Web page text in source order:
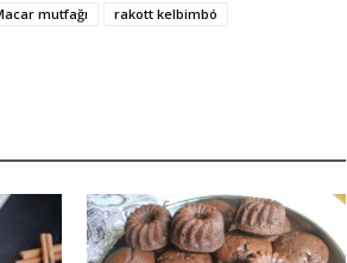
mutfağı
rakott kelbimbó